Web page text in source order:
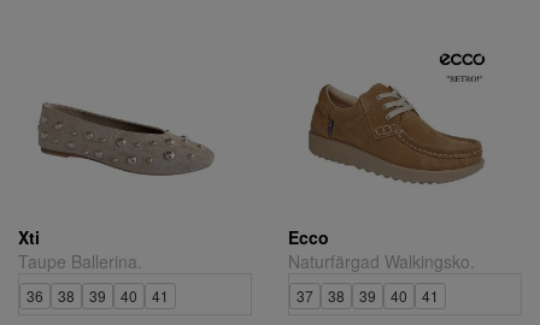
Xti
Taupe Ballerina.
36 38 39 40 41
Ecco
Naturfärgad Walkingsko.
37 38 39 40 41